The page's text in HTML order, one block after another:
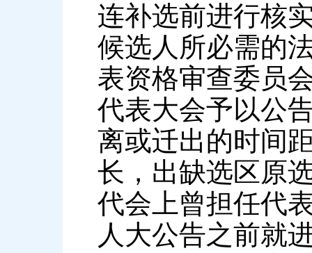
连补选前进行核
候选人所必需的
表资格审查委员
代表大会予以公
离或迁出的时间
长，出缺选区原
代会上曾担任代
人大公告之前就